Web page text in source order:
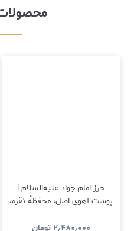
حرز امام جواد علیه‌السلام |
پوست آهوی اصل، محفظهٔ نقره،